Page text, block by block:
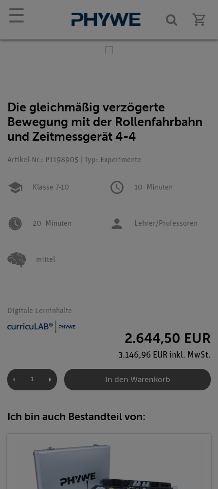
☰
Die gleichmäßig verzögerte
Bewegung mit der Rollenfahrbahn
und Zeitmessgerät 4-4
Artikel-Nr.: P1198905 | Typ: Experimente
Klasse 7-10 10 Minuten
20 Minuten Lehrer/Professoren
mittel
Digitale Lerninhalte
2.644,50 EUR
3.146,96 EUR inkl. MwSt.
In den Warenkorb
Ich bin auch Bestandteil von: